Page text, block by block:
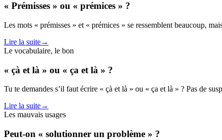
« Prémisses » ou « prémices » ?
Les mots « prémisses » et « prémices » se ressemblent beaucoup,
Lire la suite→
Le vocabulaire, le bon
« çà et là » ou « ça et là » ?
Tu te demandes s’il faut écrire « çà et là » ou « ça et là » ? Pas de
Lire la suite→
Les mauvais usages
Peut-on « solutionner un problème » ?